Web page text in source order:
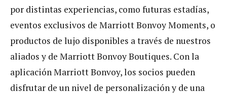
por distintas experiencias, como futuras estadías,
eventos exclusivos de Marriott Bonvoy Moments, o
productos de lujo disponibles a través de nuestros
aliados y de Marriott Bonvoy Boutiques. Con la
aplicación Marriott Bonvoy, los socios pueden
disfrutar de un nivel de personalización y de una